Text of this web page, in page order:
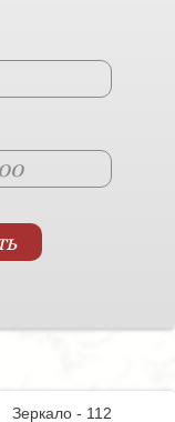
Зеркало - 112